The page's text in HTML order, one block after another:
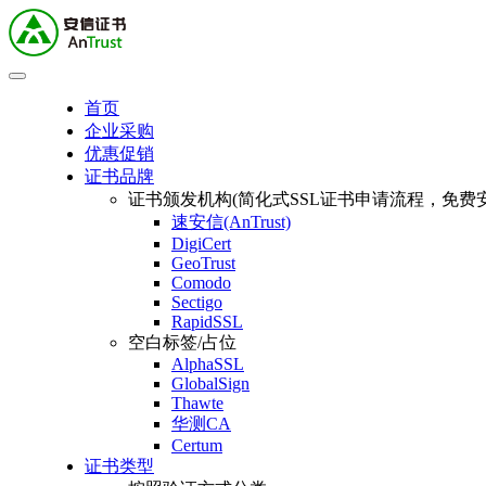
首页
企业采购
优惠促销
证书品牌
证书颁发机构(简化式SSL证书申请流程，免费
速安信(AnTrust)
DigiCert
GeoTrust
Comodo
Sectigo
RapidSSL
空白标签/占位
AlphaSSL
GlobalSign
Thawte
华测CA
Certum
证书类型